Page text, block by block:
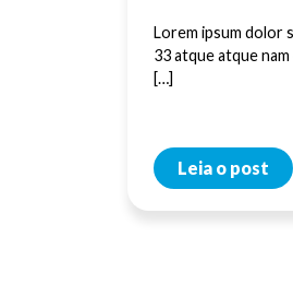
Lorem ipsum dolor
33 atque atque
[…]
Leia o post